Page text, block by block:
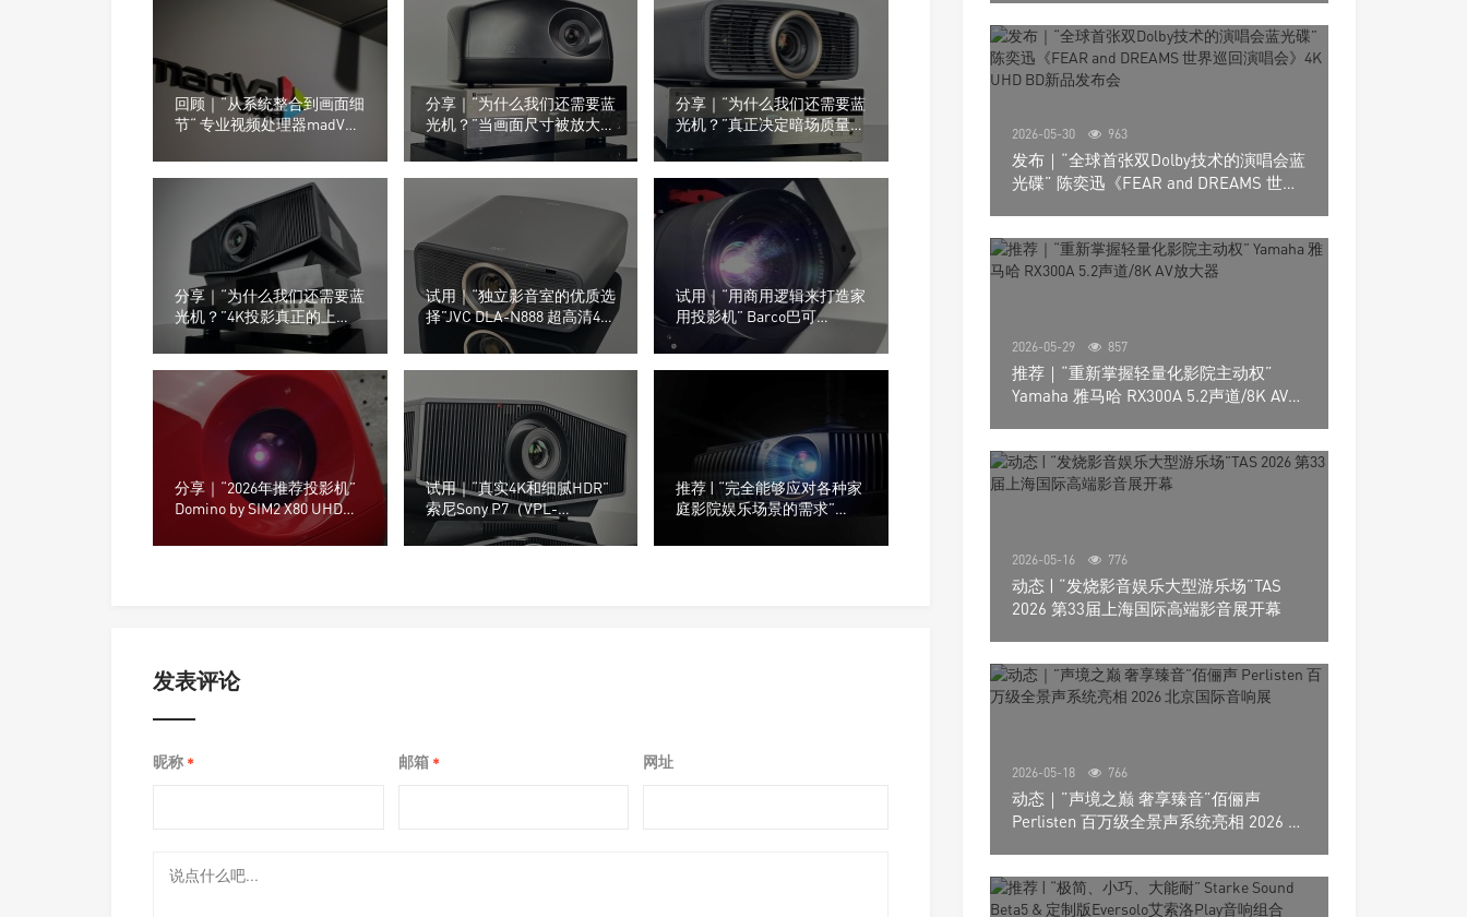
回顾｜“从系统整合到画面细
节“ 专业视频处理器madVR
分享｜“为什么我们还需要蓝
光机？”当画面尺寸被放大，
信号源的重要性才真正显现
分享｜“为什么我们还需要蓝
光机？”真正决定暗场质量
的，从来不只是投影机
分享｜“为什么我们还需要蓝
光机？”4K投影真正的上
限，往往由信号源决定
试用｜“独立影音室的优质选
择”JVC DLA-N888 超高清4K
投影机
试用｜“用商用逻辑来打造家
用投影机” Barco巴可
Heimdall+ 4K UHD 3色激光
投影机
分享｜“2026年推荐投影机”
Domino by SIM2 X80 UHD投
试用｜“真实4K和细腻HDR”
索尼Sony P7（VPL-
XW5100）超高清投影机
推荐 | “完全能够应对各种家
庭影院娱乐场景的需求”
影机
发表评论
昵称 * 邮箱 * 网址
2026-05-30 963
发布｜“全球首张双Dolby技术的演唱会蓝
光碟” 陈奕迅《FEAR and DREAMS 世界
2026-05-29 857
推荐｜“重新掌握轻量化影院主动权”
Yamaha 雅马哈 RX300A 5.2声道/8K AV放
2026-05-16 776
动态 | “发烧影音娱乐大型游乐场”TAS
2026 第33届上海国际高端影音展开幕
2026-05-18 766
动态｜”声境之巅 奢享臻音”佰俪声
Perlisten 百万级全景声系统亮相 2026 北